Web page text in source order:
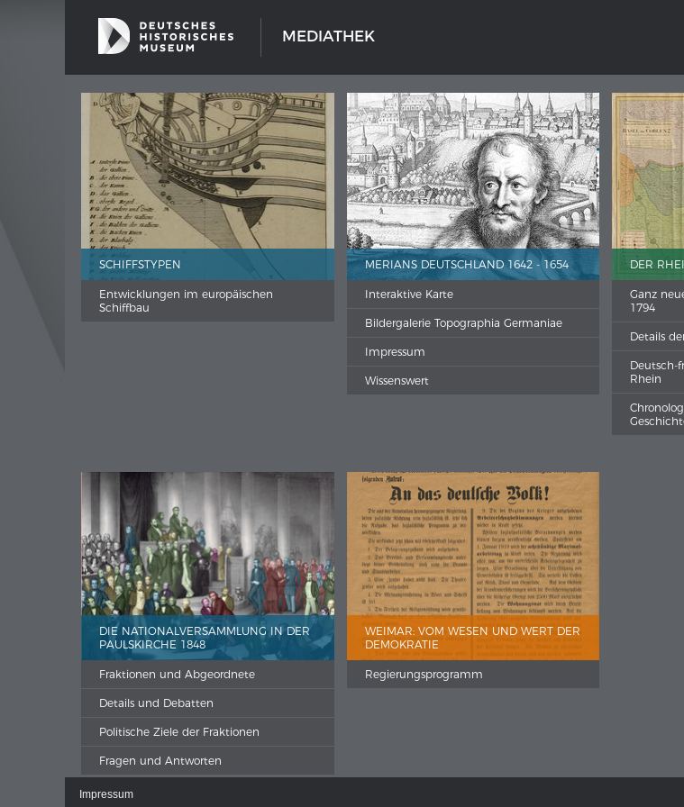
MEDIATHEK
SCHIFFSTYPEN
Entwicklungen im europäischen
Schiffbau
MERIANS DEUTSCHLAND 1642 - 1654
Interaktive Karte
Bildergalerie Topographia Germaniae
Impressum
Wissenswert
DER
Ganz
1794
Details
Deutsch-
Rhein
DIE NATIONALVERSAMMLUNG IN DER
PAULSKIRCHE 1848
Fraktionen und Abgeordnete
Details und Debatten
Politische Ziele der Fraktionen
Fragen und Antworten
WEIMAR: VOM WESEN UND WERT DER
DEMOKRATIE
Regierungsprogramm
Impressum